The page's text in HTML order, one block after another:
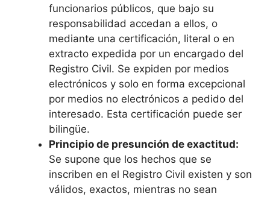
funcionarios públicos, que bajo su
responsabilidad accedan a ellos, o
mediante una certificación, literal o en
extracto expedida por un encargado del
Registro Civil. Se expiden por medios
electrónicos y solo en forma excepcional
por medios no electrónicos a pedido del
interesado. Esta certificación puede ser
bilingüe.
Principio de presunción de exactitud:
Se supone que los hechos que se
inscriben en el Registro Civil existen y son
válidos, exactos, mientras no sean